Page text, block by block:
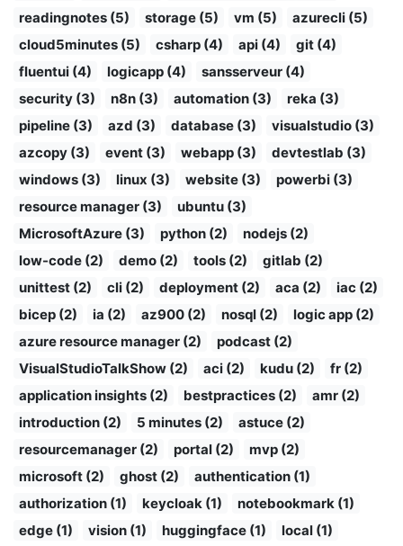
readingnotes (5)
storage (5) vm (5)
azurecli (5)
cloud5minutes (5)
csharp (4) api (4)
git (4)
fluentui (4)
logicapp (4)
sansserveur (4)
security (3)
n8n (3) automation (3)
reka (3)
pipeline (3)
azd (3) database (3)
visualstudio (3)
azcopy (3)
event (3) webapp (3)
devtestlab (3)
windows (3)
linux (3) website (3)
powerbi (3)
resource manager (3)
ubuntu (3)
MicrosoftAzure (3)
python (2)
nodejs (2)
low-code (2)
demo (2) tools (2)
gitlab (2)
unittest (2)
cli (2) deployment (2) aca (2)
iac (2)
bicep (2)
ia (2) az900 (2) nosql (2)
logic app (2)
azure resource manager (2)
podcast (2)
VisualStudioTalkShow (2)
aci (2) kudu (2)
fr (2)
application insights (2)
bestpractices (2)
amr (2)
introduction (2)
5 minutes (2)
astuce (2)
resourcemanager (2)
portal (2)
mvp (2)
microsoft (2)
ghost (2)
authentication (1)
authorization (1)
keycloak (1)
notebookmark (1)
edge (1)
vision (1) huggingface (1)
local (1)